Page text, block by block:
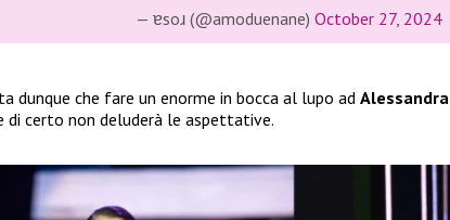
— ɐsoɹ (@amoduenane) October 27, 2024
dunque che fare un enorme in bocca al lupo ad Alessandra
di certo non deluderà le aspettative.